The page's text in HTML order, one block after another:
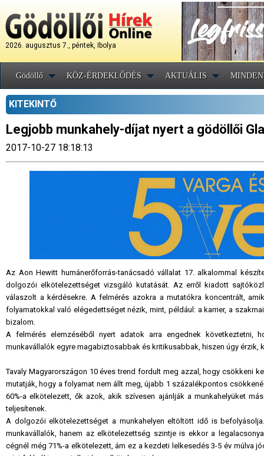
2026. augusztus 7., péntek, Ibolya
Gödöllő KÖZ-ÉRDEKLŐDÉS AKTUÁLIS
KITEKINTŐ
Legjobb munkahely-díjat nyert a gödöllői
2017-10-27 18:18:13
Az Aon Hewitt humánerőforrás-tanácsadó vállalat 17. alkalommal
dolgozói elkötelezettséget vizsgáló kutatását. Az erről kiadott
válaszolt a kérdésekre. A felmérés azokra a mutatókra koncentrált,
folyamatokkal való elégedettséget nézik, mint, például: a karrier, a
bizalom.
A felmérés elemzéséből nyert adatok arra engednek következtetni,
munkavállalók egyre magabiztosabbak és kritikusabbak, hiszen úgy érzik,
Tavaly Magyarországon 10 éves trend fordult meg azzal, hogy csökkeni
mutatják, hogy a folyamat nem állt meg, újabb 1 százalékpontos
60%-a elkötelezett, ők azok, akik szívesen ajánlják a munkahelyüket
teljesítenek.
A dolgozói elkötelezettséget a munkahelyen eltöltött idő is
munkavállalók, hanem az elkötelezettség szintje is ekkor a
cégnél még 71%-a elkötelezett, ám ez a kezdeti lelkesedés 3-5 év